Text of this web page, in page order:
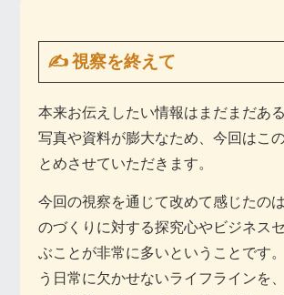
✍ 視察を終えて
本来お伝えしたい情報はまだまだあ
写真や資料が膨大なため、今回はこ
とめさせていただきます。
今回の視察を通じて改めて感じたの
のづくりに対する探究心やビジネス
ぶことが非常に多いということです
う日常に欠かせないライフラインを